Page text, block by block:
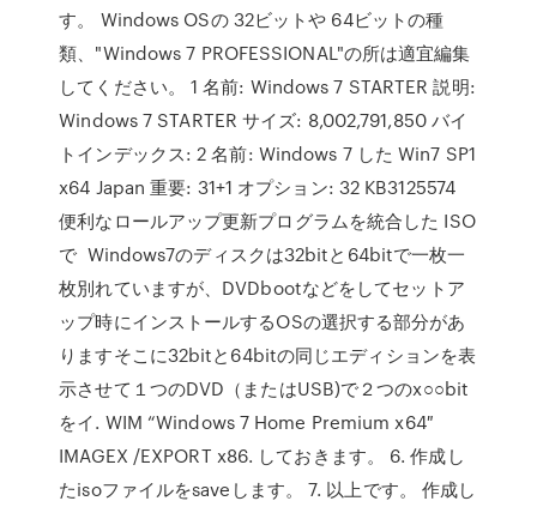
す。 Windows OSの 32ビットや 64ビットの種
類、"Windows 7 PROFESSIONAL"の所は適宜編集
してください。 1 名前: Windows 7 STARTER 説明:
Windows 7 STARTER サイズ: 8,002,791,850 バイ
トインデックス: 2 名前: Windows 7 した Win7 SP1
x64 Japan 重要: 31+1 オプション: 32 KB3125574
便利なロールアップ更新プログラムを統合した ISO
で Windows7のディスクは32bitと64bitで一枚一
枚別れていますが、DVDbootなどをしてセットア
ップ時にインストールするOSの選択する部分があ
りますそこに32bitと64bitの同じエディションを表
示させて１つのDVD（またはUSB)で２つのx○○bit
をイ. WIM “Windows 7 Home Premium x64″
IMAGEX /EXPORT x86. しておきます。 6. 作成し
たisoファイルをsaveします。 7. 以上です。 作成し